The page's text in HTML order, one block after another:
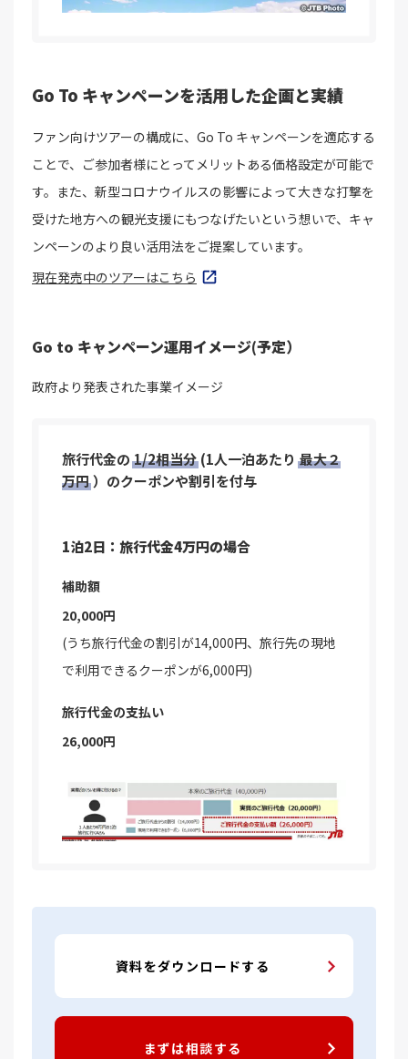
Go To キャンペーンを活用した企画と実績
ファン向けツアーの構成に、Go To キャンペーンを適応する
ことで、ご参加者様にとってメリットある価格設定が可能で
す。また、新型コロナウイルスの影響によって大きな打撃を
受けた地方への観光支援にもつなげたいという想いで、キャ
ンペーンのより良い活用法をご提案しています。
現在発売中のツアーはこちら
Go to キャンペーン運用イメージ(予定）
政府より発表された事業イメージ
旅行代金の 1/2相当分 (1人一泊あたり 最大２
万円 ）のクーポンや割引を付与
1泊2日：旅行代金4万円の場合
補助額
20,000円
(うち旅行代金の割引が14,000円、旅行先の現地
で利用できるクーポンが6,000円)
旅行代金の支払い
26,000円
資料をダウンロードする
まずは相談する